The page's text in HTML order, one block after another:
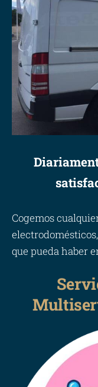
Cogemos
que pueda haber